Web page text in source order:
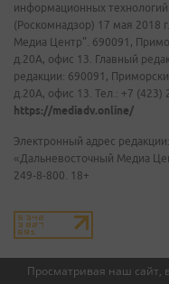
Просматривая наш сайт,
информационных
(Роскомнадзор) 17 мая 2018
Медиа Центр". 690091,
д.20А, офис 13. Главный
редакции: 690091,
д.20А, офис 13. Тел.: +7 (423)
https://mediadv.online/
Электронный адрес
«Дальневосточный Медиа
249-8-800. 18+